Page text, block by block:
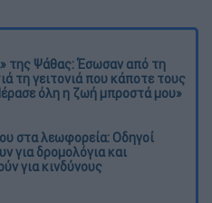
της Ψάθας: Έσωσαν από τη
τη γειτονιά που κάποτε τους
όλη η ζωή μπροστά μου»
στα λεωφορεία: Οδηγοί
για δρομολόγια και
για κινδύνους